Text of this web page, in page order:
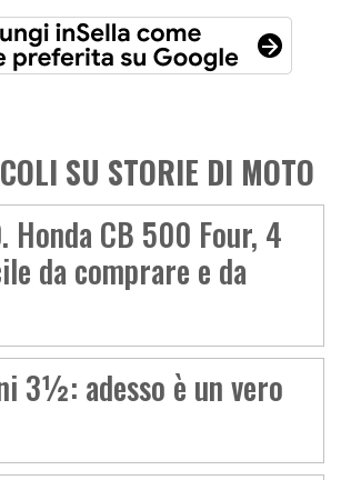
SU STORIE DI MOTO
Honda CB 500 Four, 4
da comprare e da
3½: adesso è un vero